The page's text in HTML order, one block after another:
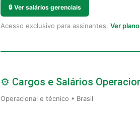
🔒 Ver salários gerenciais
Acesso exclusivo para assinantes. Ver
⚙️ Cargos e Salários
Operacional e técnico • Brasil